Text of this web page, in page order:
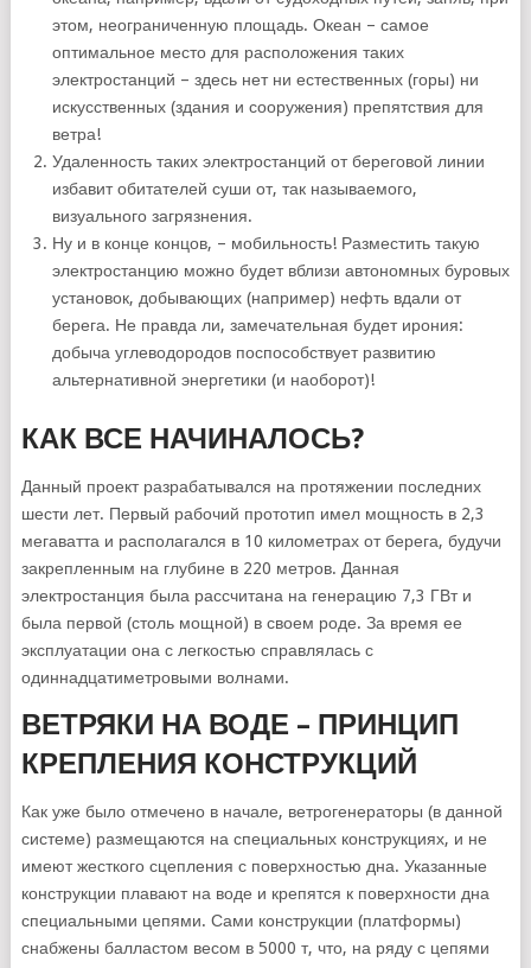
этом, неограниченную площадь. Океан – самое
оптимальное место для расположения таких
электростанций – здесь нет ни естественных (горы) ни
искусственных (здания и сооружения) препятствия для
ветра!
Удаленность таких электростанций от береговой линии
избавит обитателей суши от, так называемого,
визуального загрязнения.
Ну и в конце концов, – мобильность! Разместить такую
электростанцию можно будет вблизи автономных буровых
установок, добывающих (например) нефть вдали от
берега. Не правда ли, замечательная будет ирония:
добыча углеводородов поспособствует развитию
альтернативной энергетики (и наоборот)!
КАК ВСЕ НАЧИНАЛОСЬ?
Данный проект разрабатывался на протяжении последних
шести лет. Первый рабочий прототип имел мощность в 2,3
мегаватта и располагался в 10 километрах от берега, будучи
закрепленным на глубине в 220 метров. Данная
электростанция была рассчитана на генерацию 7,3 ГВт и
была первой (столь мощной) в своем роде. За время ее
эксплуатации она с легкостью справлялась с
одиннадцатиметровыми волнами.
ВЕТРЯКИ НА ВОДЕ – ПРИНЦИП
КРЕПЛЕНИЯ КОНСТРУКЦИЙ
Как уже было отмечено в начале, ветрогенераторы (в данной
системе) размещаются на специальных конструкциях, и не
имеют жесткого сцепления с поверхностью дна. Указанные
конструкции плавают на воде и крепятся к поверхности дна
специальными цепями. Сами конструкции (платформы)
снабжены балластом весом в 5000 т, что, на ряду с цепями